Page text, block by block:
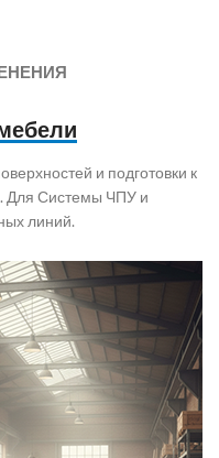
и подготовки к
Для Системы ЧПУ и
линий.